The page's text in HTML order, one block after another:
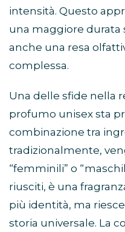
intensità. Questo
una maggiore durata
anche una resa
complessa.
Una delle sfide nella
profumo unisex sta
combinazione tra
tradizionalmente,
“femminili” o
riusciti, è una
più identità, ma
storia universale. La